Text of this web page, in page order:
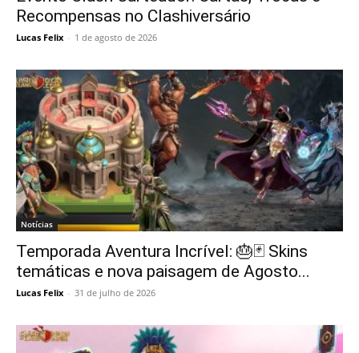
Recompensas no Clashiversário
Lucas Felix - 1 de agosto de 2026
Notícias
Temporada Aventura Incrível: 🎂🃏 Skins
temáticas e nova paisagem de Agosto...
Lucas Felix - 31 de julho de 2026